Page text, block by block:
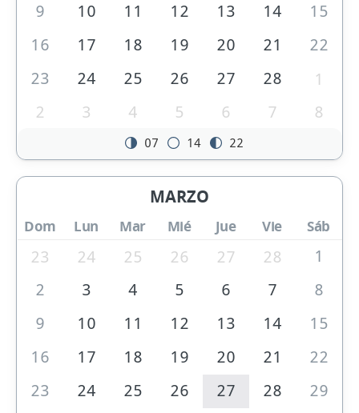
9
10 11 12 13 14
15
16
17 18 19 20 21
22
23
24 25 26 27 28
1
2
3 4 5 6 7 8
07 14 22
MARZO
Dom Lun Mar Mié Jue Vie Sáb
23 24 25 26 27 28
1
2
3 4 5 6 7
8
9
10 11 12 13 14
15
16
17 18 19 20 21
22
23
24 25 26 27 28
29